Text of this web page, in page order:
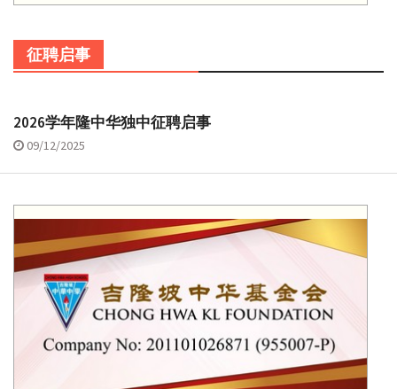
征聘启事
2026学年隆中华独中征聘启事
09/12/2025